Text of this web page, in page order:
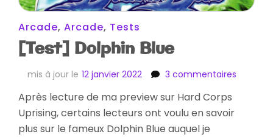
Arcade, Arcade, Tests
[Test] Dolphin Blue
mis à jour le 12 janvier 2022 3 commentaires
Après lecture de ma preview sur Hard Corps
Uprising, certains lecteurs ont voulu en savoir
plus sur le fameux Dolphin Blue auquel je